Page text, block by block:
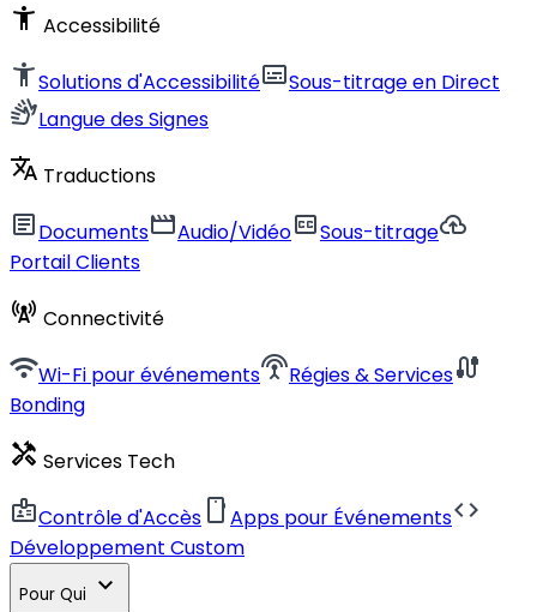
accessibility_new Accessibilité
accessibility_newSolutions d'AccessibilitésubtitlesSous-titrage en Direct
sign_languageLangue des Signes
translate Traductions
articleDocumentsmovieAudio/Vidéoclosed_captionSous-titragecloud_upload
Portail Clients
cell_tower Connectivité
wifiWi-Fi pour événementssettings_input_antennaRégies & Servicescable
Bonding
handyman Services Tech
badgeContrôle d'Accès smartphoneApps pour Événementscode
Développement Custom
Pour Qui expand_more